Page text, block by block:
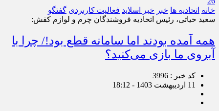
خانه اتحادیه ها خبر خبر اسلايد فعالیت کاربردی گفتگو
سعید حیاتی، رئیس اتحادیه فروشندگان چرم و لوازم کفش:
همه آمده بودند اما سامانه قطع بود!/ چرا با
آبروی ما بازی می‌کنید؟
کد خبر : 3996
11 اردیبهشت 1403 - 18:12